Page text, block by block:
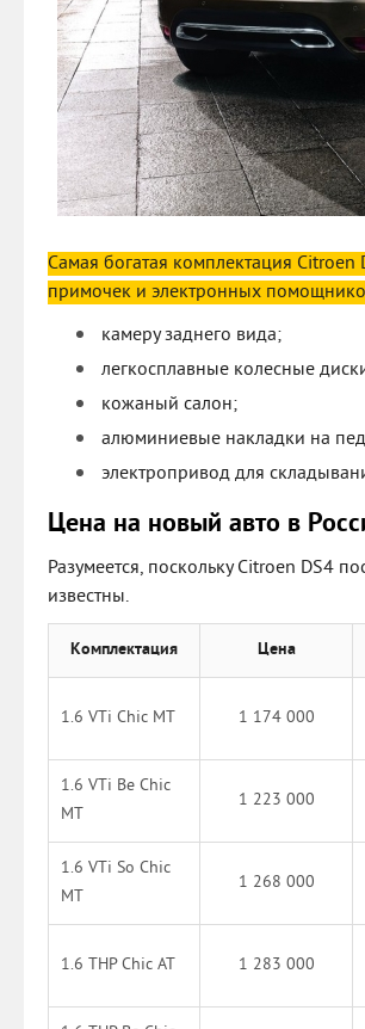
Самая богатая комплектация
примочек и электронных
камеру заднего вида;
легкосплавные колесные
кожаный салон;
алюминиевые накладки на
электропривод для
Цена на новый авто в
Разумеется, поскольку Citroen DS4
известны.
Комплектация Цена
1.6 VTi Chic MT 1 174 000
1.6 VTi Be Chic
MT
1 223 000
1.6 VTi So Chic
MT
1 268 000
1.6 THP Chic AT 1 283 000